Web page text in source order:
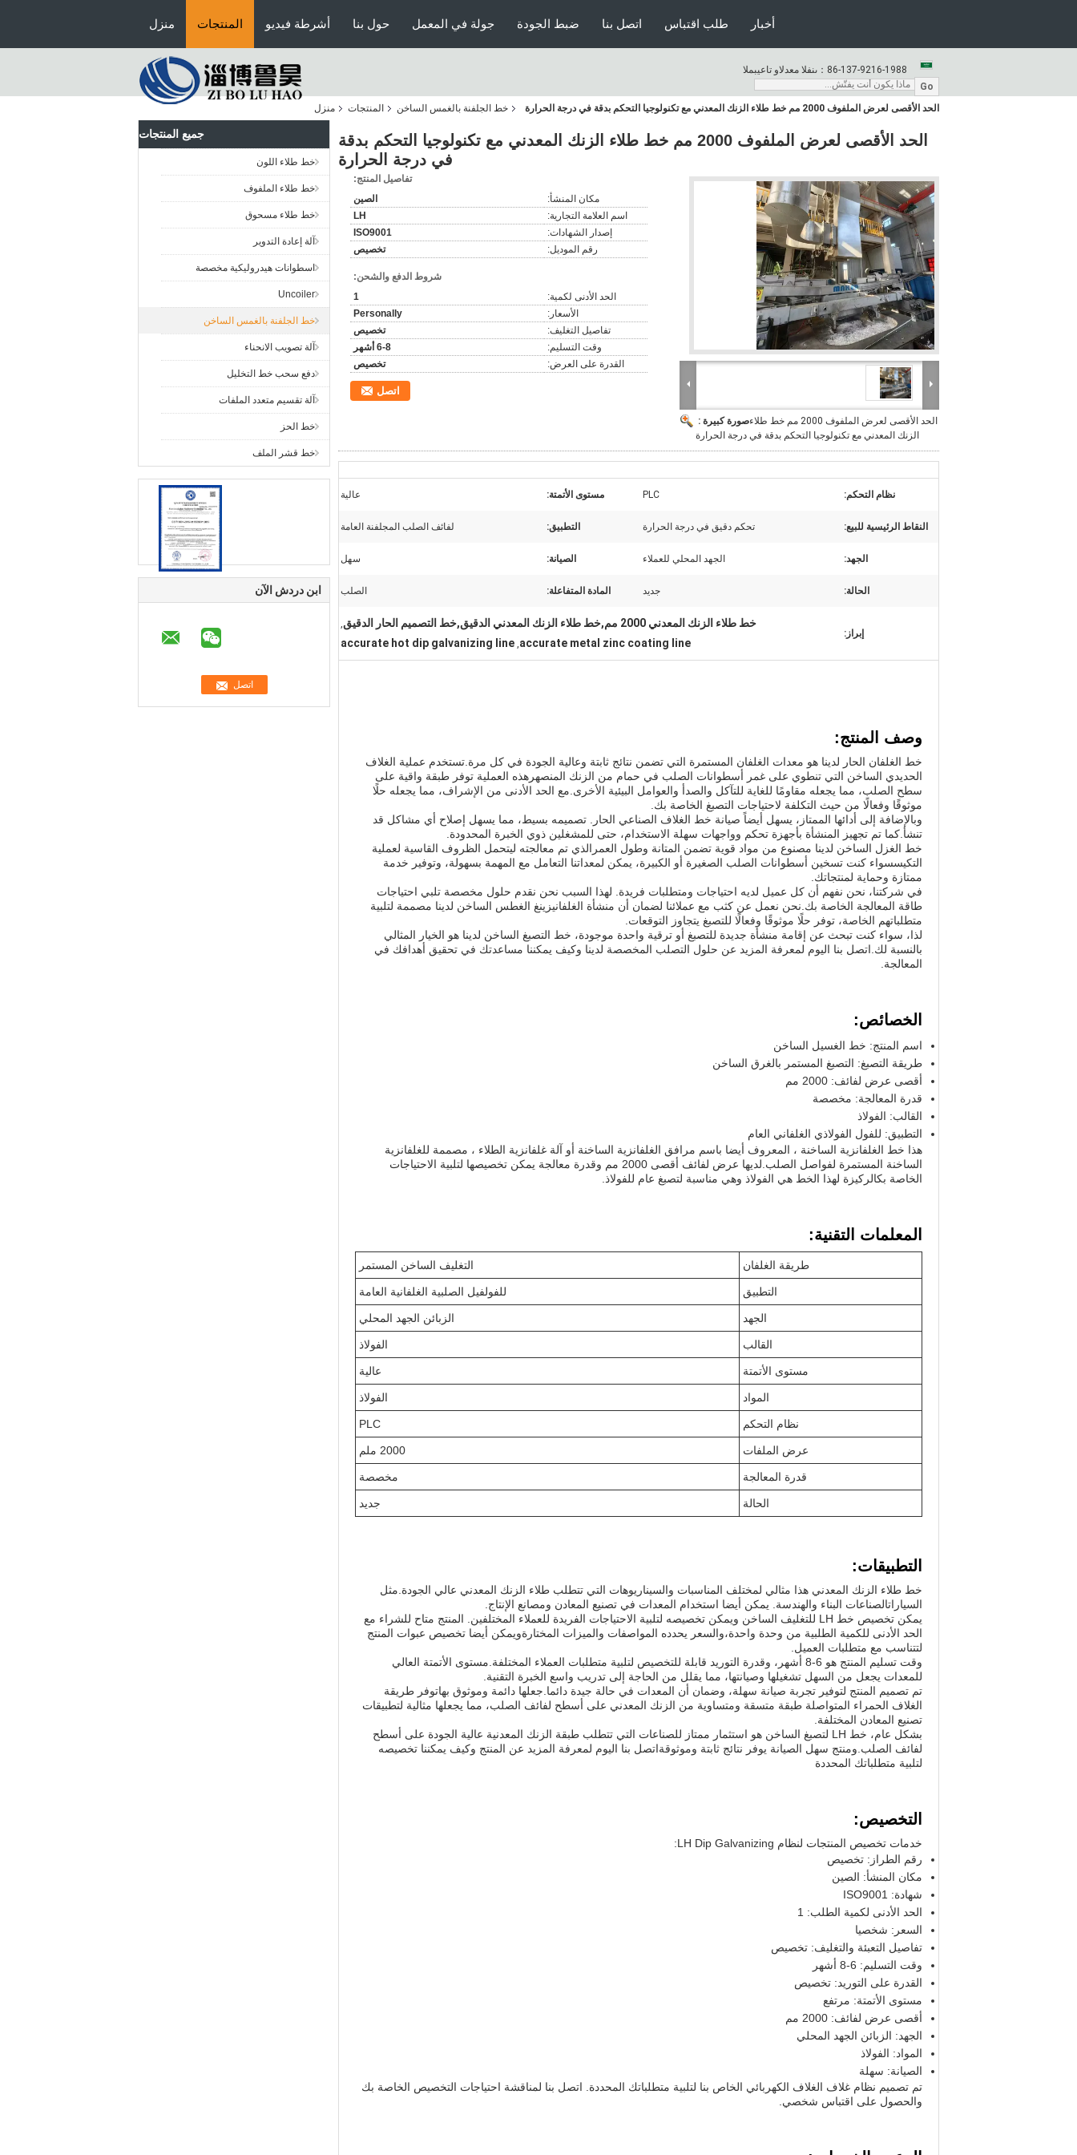
منزل المنتجات أشرطة فيديو حول بنا جولة في المعمل ضبط الجودة اتصل بنا طلب اقتباس أخبار
المبيعات والدعم الفنى： 86-137-9216-1988
Go
منزل
المنتجات خط الجلفنة بالغمس الساخن الحد الأقصى لعرض الملفوف 2000 مم خط طلاء الزنك المعدني مع تكنولوجيا التحكم بدقة في درجة الحرارة
جميع المنتجات
خط طلاء اللون
خط طلاء الملفوف
خط طلاء مسحوق
آلة إعادة التدوير
اسطوانات هيدروليكية مخصصة
Uncoiler
خط الجلفنة بالغمس الساخن
آلة تصويب الانحناء
دفع سحب خط التخليل
آلة تقسيم متعدد الملفات
خط الحز
خط قشر الملف
ابن دردش الآن
الحد الأقصى لعرض الملفوف 2000 مم خط طلاء الزنك المعدني مع تكنولوجيا التحكم بدقة
في درجة الحرارة
صورة كبيرة :الحد الأقصى لعرض الملفوف 2000 مم خط طلاء
الزنك المعدني مع تكنولوجيا التحكم بدقة في درجة الحرارة
تفاصيل المنتج:
مكان المنشأ:
الصين
اسم العلامة التجارية:
LH
إصدار الشهادات:
ISO9001
رقم الموديل:
تخصيص
شروط الدفع والشحن:
الحد الأدنى لكمية:
1
الأسعار:
Personally
تفاصيل التغليف:
تخصيص
وقت التسليم:
6-8 أشهر
القدرة على العرض:
تخصيص
اتصل
نظام التحكم: PLC مستوى الأتمتة: عالية
النقاط الرئيسية للبيع: تحكم دقيق في درجة الحرارة التطبيق: لفائف الصلب المجلفنة العامة
الجهد: الجهد المحلي للعملاء الصيانة: سهل
الحالة: جديد المادة المتفاعلة: الصلب
إبراز:
خط طلاء الزنك المعدني 2000 مم,خط طلاء الزنك المعدني الدقيق,خط التصميم الحار الدقيق ,
accurate metal zinc coating line
,
accurate hot dip galvanizing line
وصف المنتج:
خط الغلفان الحار لدينا هو معدات الغلفان المستمرة التي تضمن نتائج ثابتة وعالية الجودة في كل مرة.تستخدم عملية الغلاف
الحديدي الساخن التي تنطوي على غمر أسطوانات الصلب في حمام من الزنك المنصهرهذه العملية توفر طبقة واقية على
سطح الصلب، مما يجعله مقاومًا للغاية للتآكل والصدأ والعوامل البيئية الأخرى.مع الحد الأدنى من الإشراف، مما يجعله حلًا
موثوقًا وفعالًا من حيث التكلفة لاحتياجات التصبغ الخاصة بك.
وبالإضافة إلى أدائها الممتاز، يسهل أيضاً صيانة خط الغلاف الصناعي الحار. تصميمه بسيط، مما يسهل إصلاح أي مشاكل قد
تنشأ.كما تم تجهيز المنشأة بأجهزة تحكم وواجهات سهلة الاستخدام، حتى للمشغلين ذوي الخبرة المحدودة.
خط الغزل الساخن لدينا مصنوع من مواد قوية تضمن المتانة وطول العمرالذي تم معالجته ليتحمل الظروف القاسية لعملية
التكيسسواء كنت تسخين أسطوانات الصلب الصغيرة أو الكبيرة، يمكن لمعداتنا التعامل مع المهمة بسهولة، وتوفير خدمة
ممتازة وحماية لمنتجاتك.
في شركتنا، نحن نفهم أن كل عميل لديه احتياجات ومتطلبات فريدة. لهذا السبب نحن نقدم حلول مخصصة تلبي احتياجات
طاقة المعالجة الخاصة بك.نحن نعمل عن كثب مع عملائنا لضمان أن منشأة الغلفانيزينغ الغطس الساخن لدينا مصممة لتلبية
متطلباتهم الخاصة، توفر حلًا موثوقًا وفعالًا للتصبغ يتجاوز التوقعات.
لذا، سواء كنت تبحث عن إقامة منشأة جديدة للتصبغ أو ترقية واحدة موجودة، خط التصبغ الساخن لدينا هو الخيار المثالي
بالنسبة لك.اتصل بنا اليوم لمعرفة المزيد عن حلول التصلب المخصصة لدينا وكيف يمكننا مساعدتك في تحقيق أهدافك في
المعالجة.
الخصائص:
اسم المنتج: خط الغسيل الساخن
طريقة التصبغ: التصبغ المستمر بالغرق الساخن
أقصى عرض لفائف: 2000 مم
قدرة المعالجة: مخصصة
القالب: الفولاذ
التطبيق: للفول الفولاذي الغلفاني العام
هذا خط الغلفانزية الساخنة ، المعروف أيضا باسم مرافق الغلفانزية الساخنة أو آلة غلفانزية الطلاء ، مصممة للغلفانزية
الساخنة المستمرة لفواصل الصلب.لديها عرض لفائف أقصى 2000 مم وقدرة معالجة يمكن تخصيصها لتلبية الاحتياجات
الخاصة بكالركيزة لهذا الخط هي الفولاذ وهي مناسبة لتصبغ عام للفولاذ.
المعلمات التقنية:
طريقة الغلفان التغليف الساخن المستمر
التطبيق للفولفيل الصلبية الغلفانية العامة
الجهد الزبائن الجهد المحلي
القالب الفولاذ
مستوى الأتمتة عالية
المواد الفولاذ
نظام التحكم PLC
عرض الملفات 2000 ملم
قدرة المعالجة مخصصة
الحالة جديد
التطبيقات:
خط طلاء الزنك المعدني هذا مثالي لمختلف المناسبات والسيناريوهات التي تتطلب طلاء الزنك المعدني عالي الجودة.مثل
السياراتالصناعات البناء والهندسة. يمكن أيضا استخدام المعدات في تصنيع المعادن ومصانع الإنتاج.
يمكن تخصيص خط LH للتغليف الساخن ويمكن تخصيصه لتلبية الاحتياجات الفريدة للعملاء المختلفين. المنتج متاح للشراء مع
الحد الأدنى للكمية الطلبية من وحدة واحدة،والسعر يحدده المواصفات والميزات المختارةويمكن أيضا تخصيص عبوات المنتج
لتتناسب مع متطلبات العميل.
وقت تسليم المنتج هو 6-8 أشهر، وقدرة التوريد قابلة للتخصيص لتلبية متطلبات العملاء المختلفة.مستوى الأتمتة العالي
للمعدات يجعل من السهل تشغيلها وصيانتها، مما يقلل من الحاجة إلى تدريب واسع الخبرة التقنية.
تم تصميم المنتج لتوفير تجربة صيانة سهلة، وضمان أن المعدات في حالة جيدة دائما.جعلها دائمة وموثوق بهاتوفر طريقة
الغلاف الحمراء المتواصلة طبقة متسقة ومتساوية من الزنك المعدني على أسطح لفائف الصلب، مما يجعلها مثالية لتطبيقات
تصنيع المعادن المختلفة.
بشكل عام، خط LH لتصبغ الساخن هو استثمار ممتاز للصناعات التي تتطلب طبقة الزنك المعدنية عالية الجودة على أسطح
لفائف الصلب.ومنتج سهل الصيانة يوفر نتائج ثابتة وموثوقةاتصل بنا اليوم لمعرفة المزيد عن المنتج وكيف يمكننا تخصيصه
لتلبية متطلباتك المحددة
التخصيص:
خدمات تخصيص المنتجات لنظام LH Dip Galvanizing:
رقم الطراز: تخصيص
مكان المنشأ: الصين
شهادة: ISO9001
الحد الأدنى لكمية الطلب: 1
السعر: شخصيا
تفاصيل التعبئة والتغليف: تخصيص
وقت التسليم: 6-8 أشهر
القدرة على التوريد: تخصيص
مستوى الأتمتة: مرتفع
أقصى عرض لفائف: 2000 مم
الجهد: الزبائن الجهد المحلي
المواد: الفولاذ
الصيانة: سهلة
تم تصميم نظام غلاف الغلاف الكهربائي الخاص بنا لتلبية متطلباتك المحددة. اتصل بنا لمناقشة احتياجات التخصيص الخاصة بك
والحصول على اقتباس شخصي.